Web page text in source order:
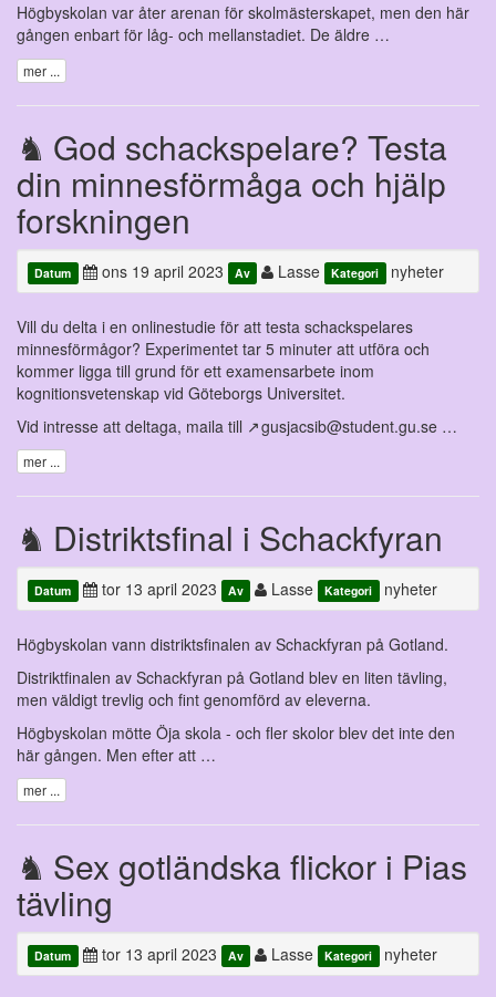
Högbyskolan var åter arenan för skolmästerskapet, men den här
gången enbart för låg- och mellanstadiet. De äldre …
mer ...
God schackspelare? Testa
din minnesförmåga och hjälp
forskningen
Datum ons 19 april 2023 Av Lasse Kategori nyheter
Vill du delta i en onlinestudie för att testa schackspelares
minnesförmågor? Experimentet tar 5 minuter att utföra och
kommer ligga till grund för ett examensarbete inom
kognitionsvetenskap vid Göteborgs Universitet.
Vid intresse att deltaga, maila till
gusjacsib@student.gu.se …
mer ...
Distriktsfinal i Schackfyran
Datum tor 13 april 2023 Av Lasse Kategori nyheter
Högbyskolan vann distriktsfinalen av Schackfyran på Gotland.
Distriktfinalen av Schackfyran på Gotland blev en liten tävling,
men väldigt trevlig och fint genomförd av eleverna.
Högbyskolan mötte Öja skola - och fler skolor blev det inte den
här gången. Men efter att …
mer ...
Sex gotländska flickor i Pias
tävling
Datum tor 13 april 2023 Av Lasse Kategori nyheter